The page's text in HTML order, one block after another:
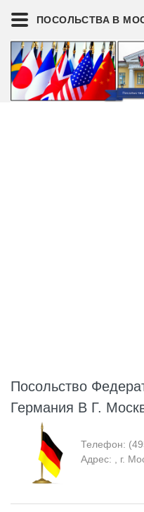
Посольство
Германия В Г.
Телефон:
Адрес: , г.
ПОСОЛЬСТВА В